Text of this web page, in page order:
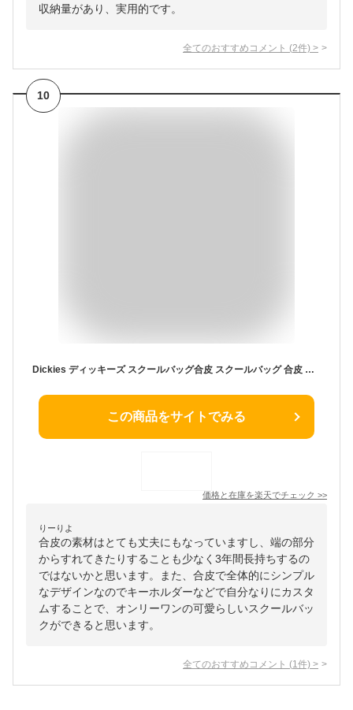
収納量があり、実用的です。
全てのおすすめコメント (2件) >
10
Dickies ディッキーズ スクールバッグ合皮 スクールバッグ 合皮 ブラウン ブラック 合皮スクールバッグ 通学鞄 通学バッグ バッグ 高校生 中学生 学生 制服バッグ 人気カジュアルブランド
この商品をサイトでみる
価格と在庫を楽天でチェック >>
りーりよ
合皮の素材はとても丈夫にもなっていますし、端の部分
からすれてきたりすることも少なく3年間長持ちするの
ではないかと思います。また、合皮で全体的にシンプル
なデザインなのでキーホルダーなどで自分なりにカスタ
ムすることで、オンリーワンの可愛らしいスクールバッ
クができると思います。
全てのおすすめコメント (1 件) >